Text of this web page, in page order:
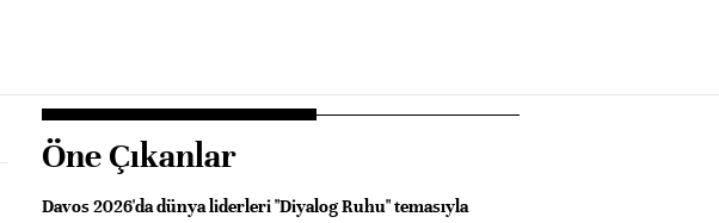
Öne Çıkanlar
Davos 2026'da dünya liderleri "Diyalog Ruhu" temasıyla